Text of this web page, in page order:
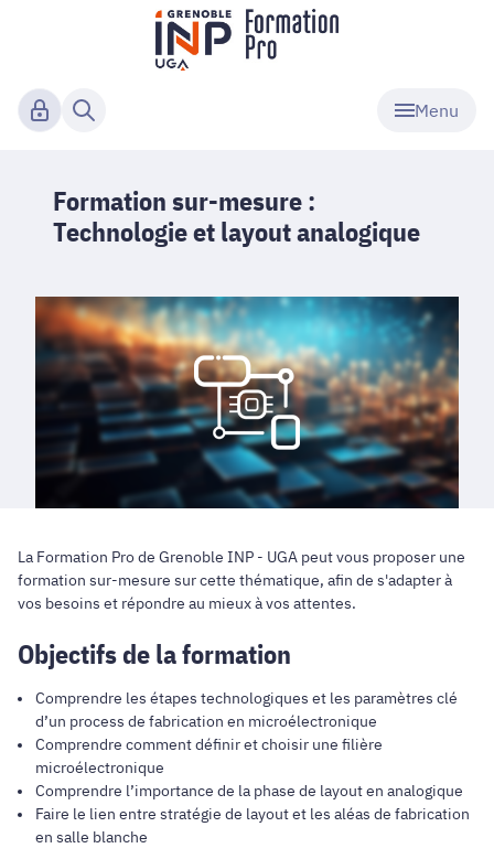
Menu
Formation sur-mesure :
Technologie et layout analogique
La Formation Pro de Grenoble INP - UGA peut vous proposer une
formation sur-mesure sur cette thématique, afin de s'adapter à
vos besoins et répondre au mieux à vos attentes.
Objectifs de la formation
Comprendre les étapes technologiques et les paramètres clé
d’un process de fabrication en microélectronique
Comprendre comment définir et choisir une filière
microélectronique
Comprendre l’importance de la phase de layout en analogique
Faire le lien entre stratégie de layout et les aléas de fabrication
en salle blanche